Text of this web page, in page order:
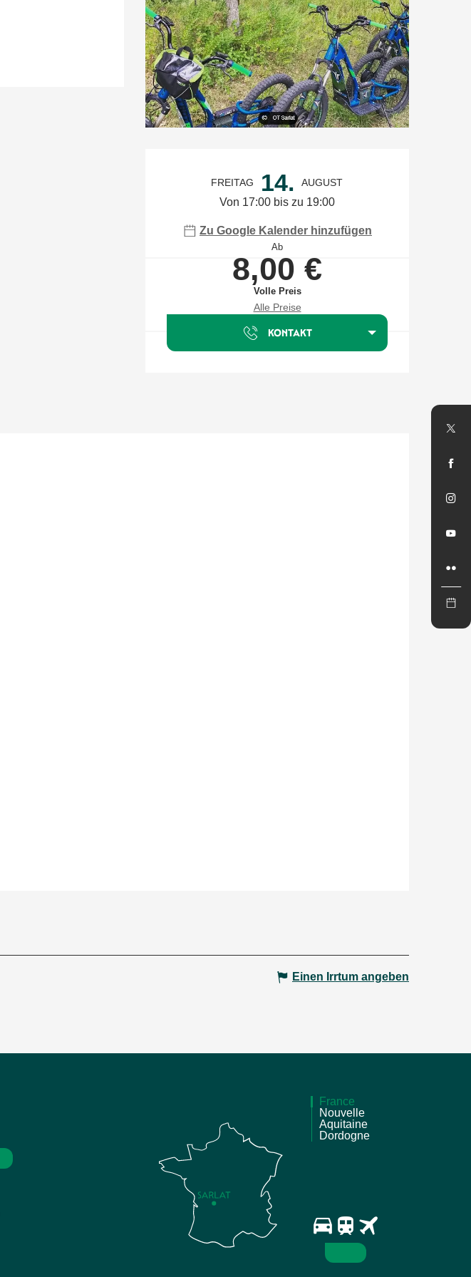
Öffnungszeiten &
FREITAG 14. AUGUST
Von 17:00 bis zu 19:00
Zu Google Kalender hinzufügen
Ab
8,00 €
Volle Preis
Alle Preise
KONTAKT
Einen Irrtum angeben
France
Nouvelle
Aquitaine
Dordogne